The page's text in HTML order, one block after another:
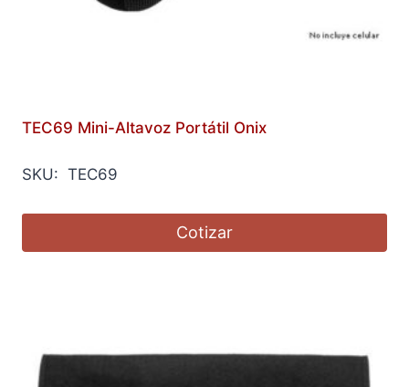
TEC69 Mini-Altavoz Portátil Onix
SKU: TEC69
Cotizar